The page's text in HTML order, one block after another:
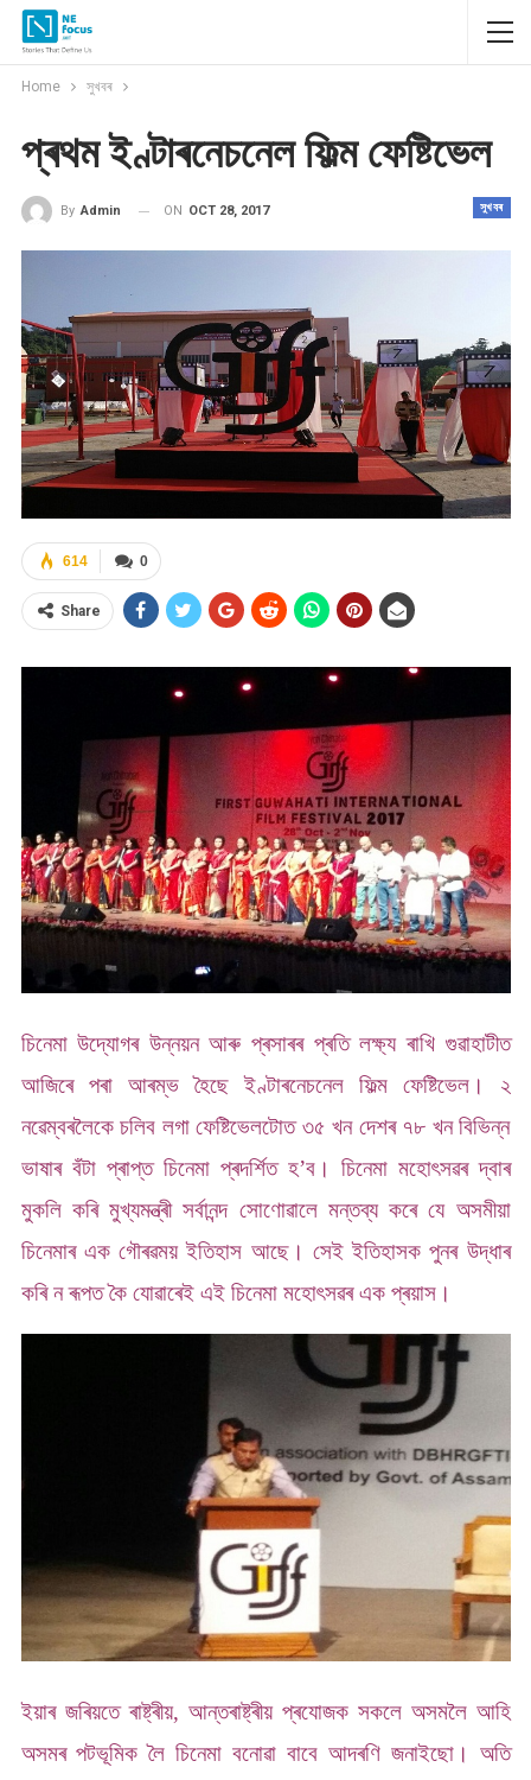
Home সুখবৰ
প্ৰথম ইণ্টাৰনেচনেল ফিল্ম ফেষ্টিভেল
সুখবৰ
By Admin ON OCT 28, 2017
0
614
Share
চিনেমা উদ্যোগৰ উন্নয়ন আৰু প্ৰসাৰৰ প্ৰতি লক্ষ্য ৰাখি গুৱাহাটীত
আজিৰে পৰা আৰম্ভ হৈছে ইণ্টাৰনেচনেল ফিল্ম ফেষ্টিভেল। ২
নৱেম্বৰলৈকে চলিব লগা ফেষ্টিভেলটোত ৩৫ খন দেশৰ ৭৮ খন বিভিন্ন
ভাষাৰ বঁটা প্ৰাপ্ত চিনেমা প্ৰদৰ্শিত হ’ব। চিনেমা মহোৎসৱৰ দ্বাৰ
মুকলি কৰি মুখ্যমন্ত্ৰী সৰ্বানন্দ সোণোৱালে মন্তব্য কৰে যে অসমীয়া
চিনেমাৰ এক গৌৰৱময় ইতিহাস আছে। সেই ইতিহাসক পুনৰ উদ্ধাৰ
কৰি ন ৰূপত কৈ যোৱাৰেই এই চিনেমা মহোৎসৱৰ এক প্ৰয়াস।
ইয়াৰ জৰিয়তে ৰাষ্ট্ৰীয়, আন্তৰাষ্ট্ৰীয় প্ৰযোজক সকলে অসমলৈ আহি
অসমৰ পটভূমিক লৈ চিনেমা বনোৱা বাবে আদৰণি জনাইছো। অতি